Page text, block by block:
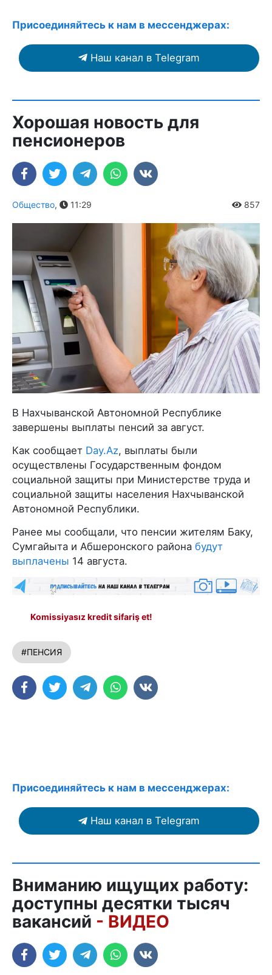
Присоединяйтесь к нам в мессенджерах:
Наш канал в Telegram
Хорошая новость для
пенсионеров
Общество, 11:29 857
В Нахчыванской Автономной Республике
завершены выплаты пенсий за август.
Как сообщает Day.Az, выплаты были
осуществлены Государственным фондом
социальной защиты при Министерстве труда и
социальной защиты населения Нахчыванской
Автономной Республики.
Ранее мы сообщали, что пенсии жителям Баку,
Сумгайыта и Абшеронского района будут
выплачены 14 августа.
Komissiyasız kredit sifariş et!
#ПЕНСИЯ
Присоединяйтесь к нам в мессенджерах:
Наш канал в Telegram
Вниманию ищущих работу:
доступны десятки тысяч
вакансий - ВИДЕО